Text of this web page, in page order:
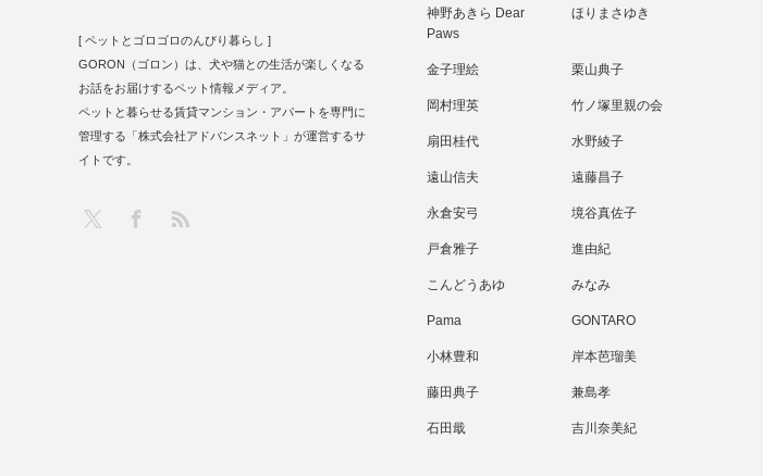
神野あきら Dear
Paws
ほりまさゆき
金子理絵 栗山典子
岡村理英 竹ノ塚里親の会
扇田桂代 水野綾子
遠山信夫 遠藤昌子
永倉安弓 境谷真佐子
戸倉雅子 進由紀
こんどうあゆ みなみ
Pama GONTARO
小林豊和 岸本芭瑠美
藤田典子 兼島孝
石田戢 吉川奈美紀
[ ペットとゴロゴロのんびり暮らし ]
GORON（ゴロン）は、犬や猫との生活が楽しくなる
お話をお届けするペット情報メディア。
ペットと暮らせる賃貸マンション・アパートを専門に
管理する「株式会社アドバンスネット」が運営するサ
イトです。
Facebook
RSS